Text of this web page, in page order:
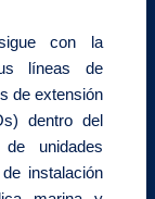
con la
líneas de
de extensión
dentro del
unidades
instalación